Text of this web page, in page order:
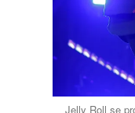
Jelly Roll se